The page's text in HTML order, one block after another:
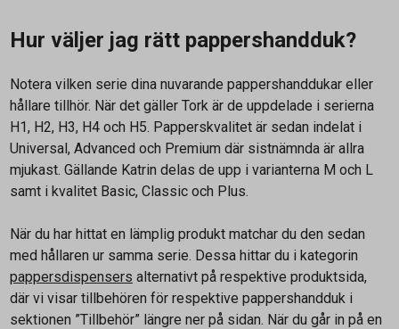
Hur väljer jag rätt pappershandduk?
Notera vilken serie dina nuvarande pappershanddukar eller
hållare tillhör. När det gäller Tork är de uppdelade i serierna
H1, H2, H3, H4 och H5. Papperskvalitet är sedan indelat i
Universal, Advanced och Premium där sistnämnda är allra
mjukast. Gällande Katrin delas de upp i varianterna M och L
samt i kvalitet Basic, Classic och Plus.
När du har hittat en lämplig produkt matchar du den sedan
med hållaren ur samma serie. Dessa hittar du i kategorin
pappersdispensers alternativt på respektive produktsida,
där vi visar tillbehören för respektive pappershandduk i
sektionen ”Tillbehör” längre ner på sidan. När du går in på en